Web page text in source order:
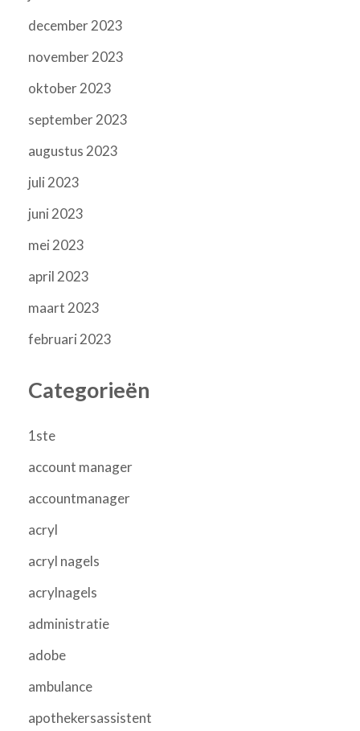
december 2023
november 2023
oktober 2023
september 2023
augustus 2023
juli 2023
juni 2023
mei 2023
april 2023
maart 2023
februari 2023
Categorieën
1ste
account manager
accountmanager
acryl
acryl nagels
acrylnagels
administratie
adobe
ambulance
apothekersassistent